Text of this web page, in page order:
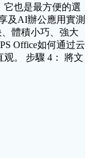
它也是最方便的選
及AI辦公應用實測
體積小巧、強大
Office如何通过云
。 步驟 4： 將文